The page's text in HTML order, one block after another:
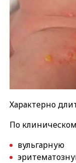
Характерно
По
вульгарную